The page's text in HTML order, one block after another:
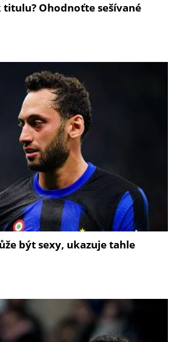
titulu? Ohodnoťte sešívané
být sexy, ukazuje tahle